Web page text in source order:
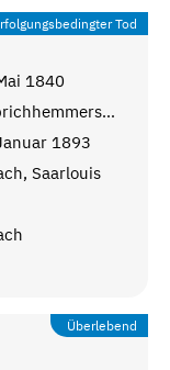
Tod
1840
Kerprichhemmersdorf, Saarlouis
1893
Saarlouis
Überlebend